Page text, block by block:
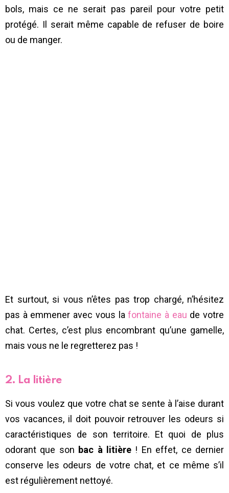
bols, mais ce ne serait pas pareil pour votre petit
protégé. Il serait même capable de refuser de boire
ou de manger.
Et surtout, si vous n’êtes pas trop chargé, n’hésitez
pas à emmener avec vous lafontaine à eau de votre
chat. Certes, c’est plus encombrant qu’une gamelle,
mais vous ne le regretterez pas !
2. La litière
Si vous voulez que votre chat se sente à l’aise durant
vos vacances, il doit pouvoir retrouver les odeurs si
caractéristiques de son territoire. Et quoi de plus
odorant que son bac à litière ! En effet, ce dernier
conserve les odeurs de votre chat, et ce même s’il
est régulièrement nettoyé.